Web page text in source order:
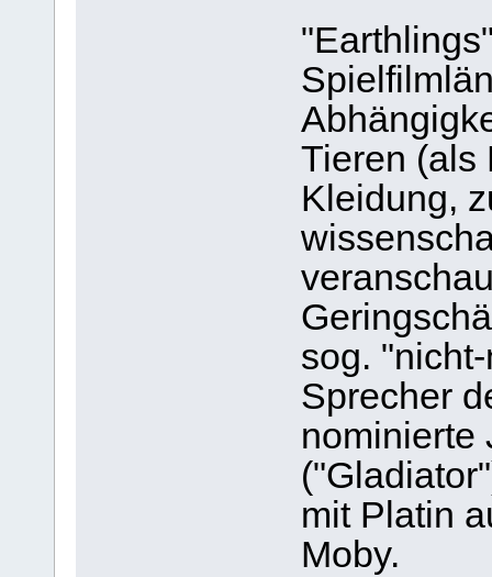
Tieren (als
Kleidung,
sog.
Sprecher
nominierte
mit Platin
Moby.